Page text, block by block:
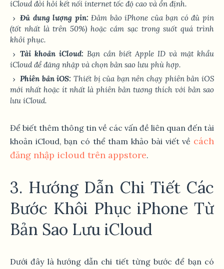
iCloud đòi hỏi kết nối internet tốc độ cao và ổn định.
Đủ dung lượng pin: Đảm bảo iPhone của bạn có đủ pin
(tốt nhất là trên 50%) hoặc cắm sạc trong suốt quá trình
khôi phục.
Tài khoản iCloud: Bạn cần biết Apple ID và mật khẩu
iCloud để đăng nhập và chọn bản sao lưu phù hợp.
Phiên bản iOS: Thiết bị của bạn nên chạy phiên bản iOS
mới nhất hoặc ít nhất là phiên bản tương thích với bản sao
lưu iCloud.
Để biết thêm thông tin về các vấn đề liên quan đến tài
khoản iCloud, bạn có thể tham khảo bài viết về cách
đăng nhập icloud trên appstore.
3. Hướng Dẫn Chi Tiết Các
Bước Khôi Phục iPhone Từ
Bản Sao Lưu iCloud
Dưới đây là hướng dẫn chi tiết từng bước để bạn có